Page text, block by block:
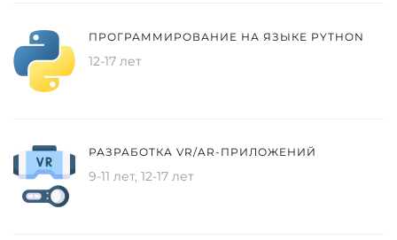
ПРОГРАММИРОВАНИЕ НА ЯЗЫКЕ PYTHON
12-17 лет
РАЗРАБОТКА VR/AR-ПРИЛОЖЕНИЙ
9-11 лет, 12-17 лет